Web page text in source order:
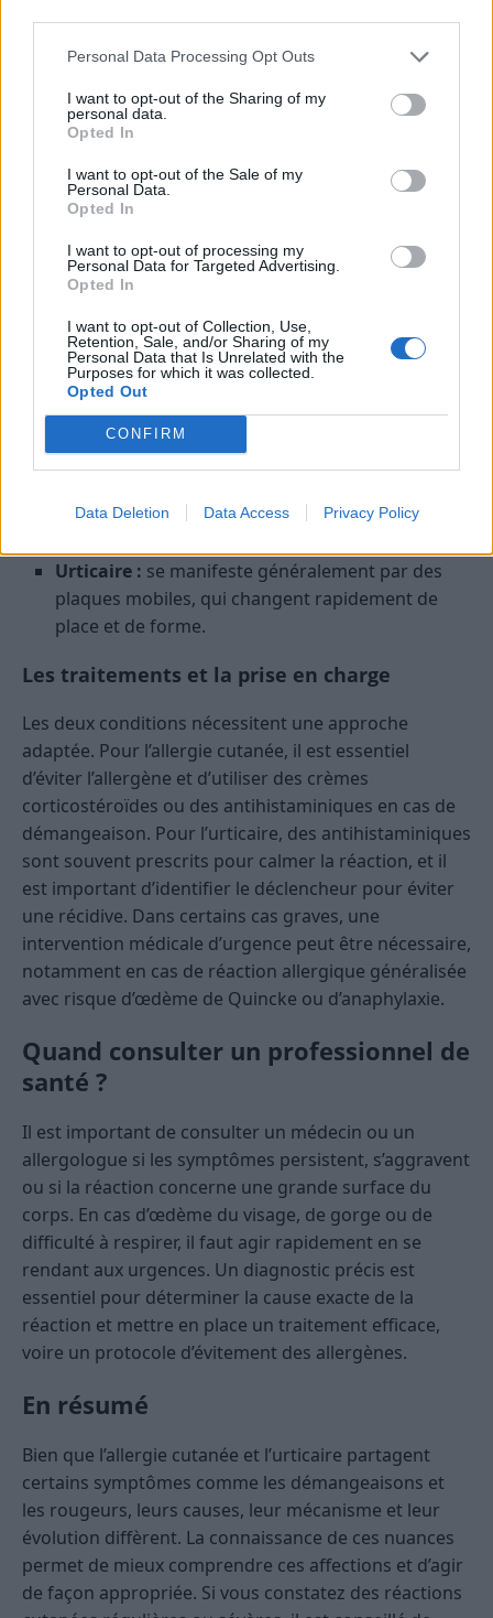
Personal Data Processing Opt Outs
I want to opt-out of the Sharing of my
personal data.
Opted In
I want to opt-out of the Sale of my
Personal Data.
Opted In
I want to opt-out of processing my
Personal Data for Targeted Advertising.
Opted In
I want to opt-out of Collection, Use,
Retention, Sale, and/or Sharing of my
Personal Data that Is Unrelated with the
Purposes for which it was collected.
Opted Out
CONFIRM
Data Deletion Data Access Privacy Policy
diverses raisons, alors que l’allergie cutanée est
généralement une réaction ciblée à un allergène
spécifique.
Les symptômes et leur apparition
Les réactions allergiques cutanées apparaissent
typiquement après un contact ou une ingestion, et
peuvent persister plus longtemps, parfois plusieurs
rapidement après un déclencheur précis, et disparaît
souvent en quelques heures ou jours, sauf si la cause
persiste.
Les zones touchées et la nature des lésions
précise, comme le cou ou les mains, ou être plus
Urticaire : se manifeste généralement par des
plaques mobiles, qui changent rapidement de
place et de forme.
Les traitements et la prise en charge
Les deux conditions nécessitent une approche
adaptée. Pour l’allergie cutanée, il est essentiel
d’éviter l’allergène et d’utiliser des crèmes
corticostéroïdes ou des antihistaminiques en cas de
démangeaison. Pour l’urticaire, des antihistaminiques
sont souvent prescrits pour calmer la réaction, et il
est important d’identifier le déclencheur pour éviter
une récidive. Dans certains cas graves, une
intervention médicale d’urgence peut être nécessaire,
notamment en cas de réaction allergique généralisée
avec risque d’œdème de Quincke ou d’anaphylaxie.
Quand consulter un professionnel de
santé ?
Il est important de consulter un médecin ou un
allergologue si les symptômes persistent, s’aggravent
ou si la réaction concerne une grande surface du
corps. En cas d’œdème du visage, de gorge ou de
difficulté à respirer, il faut agir rapidement en se
rendant aux urgences. Un diagnostic précis est
essentiel pour déterminer la cause exacte de la
réaction et mettre en place un traitement efficace,
voire un protocole d’évitement des allergènes.
En résumé
Bien que l’allergie cutanée et l’urticaire partagent
certains symptômes comme les démangeaisons et
les rougeurs, leurs causes, leur mécanisme et leur
évolution diffèrent. La connaissance de ces nuances
permet de mieux comprendre ces affections et d’agir
de façon appropriée. Si vous constatez des réactions